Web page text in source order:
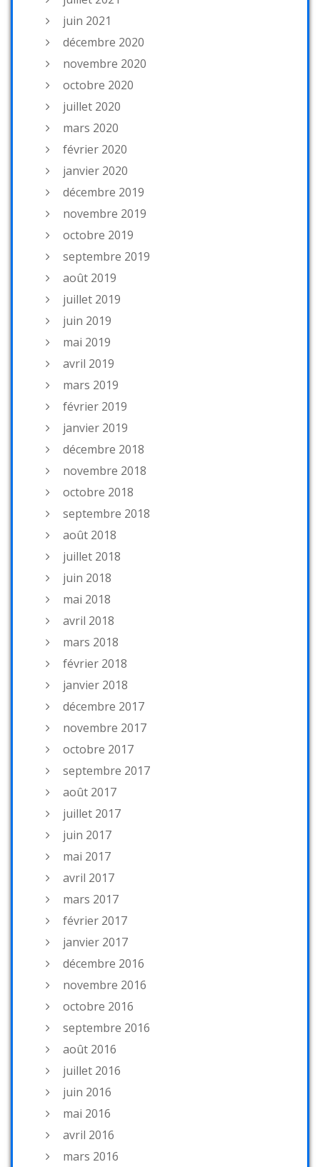
juin 2021
décembre 2020
novembre 2020
octobre 2020
juillet 2020
mars 2020
février 2020
janvier 2020
décembre 2019
novembre 2019
octobre 2019
septembre 2019
août 2019
juillet 2019
juin 2019
mai 2019
avril 2019
mars 2019
février 2019
janvier 2019
décembre 2018
novembre 2018
octobre 2018
septembre 2018
août 2018
juillet 2018
juin 2018
mai 2018
avril 2018
mars 2018
février 2018
janvier 2018
décembre 2017
novembre 2017
octobre 2017
septembre 2017
août 2017
juillet 2017
juin 2017
mai 2017
avril 2017
mars 2017
février 2017
janvier 2017
décembre 2016
novembre 2016
octobre 2016
septembre 2016
août 2016
juillet 2016
juin 2016
mai 2016
avril 2016
mars 2016